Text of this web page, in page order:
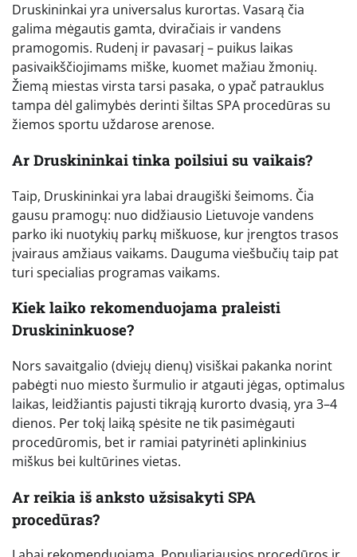
Druskininkai yra universalus kurortas. Vasarą čia
galima mėgautis gamta, dviračiais ir vandens
pramogomis. Rudenį ir pavasarį – puikus laikas
pasivaikščiojimams miške, kuomet mažiau žmonių.
Žiemą miestas virsta tarsi pasaka, o ypač patrauklus
tampa dėl galimybės derinti šiltas SPA procedūras su
žiemos sportu uždarose arenose.
Ar Druskininkai tinka poilsiui su vaikais?
Taip, Druskininkai yra labai draugiški šeimoms. Čia
gausu pramogų: nuo didžiausio Lietuvoje vandens
parko iki nuotykių parkų miškuose, kur įrengtos trasos
įvairaus amžiaus vaikams. Dauguma viešbučių taip pat
turi specialias programas vaikams.
Kiek laiko rekomenduojama praleisti
Druskininkuose?
Nors savaitgalio (dviejų dienų) visiškai pakanka norint
pabėgti nuo miesto šurmulio ir atgauti jėgas, optimalus
laikas, leidžiantis pajusti tikrąją kurorto dvasią, yra 3–4
dienos. Per tokį laiką spėsite ne tik pasimėgauti
procedūromis, bet ir ramiai patyrinėti aplinkinius
miškus bei kultūrines vietas.
Ar reikia iš anksto užsisakyti SPA
procedūras?